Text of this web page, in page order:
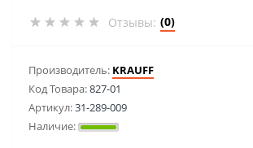
Отзывы: (0)
Производитель: KRAUFF
Код Товара:827-01
Артикул:31-289-009
Наличие: